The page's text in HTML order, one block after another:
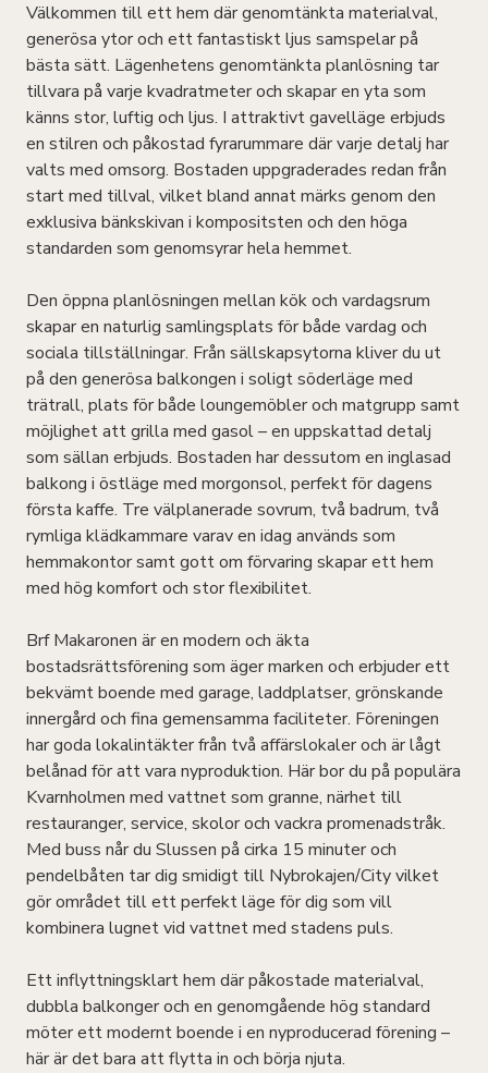
Välkommen till ett hem där genomtänkta materialval,
generösa ytor och ett fantastiskt ljus samspelar på
bästa sätt. Lägenhetens genomtänkta planlösning tar
tillvara på varje kvadratmeter och skapar en yta som
känns stor, luftig och ljus. I attraktivt gavelläge erbjuds
en stilren och påkostad fyrarummare där varje detalj har
valts med omsorg. Bostaden uppgraderades redan från
start med tillval, vilket bland annat märks genom den
exklusiva bänkskivan i kompositsten och den höga
standarden som genomsyrar hela hemmet.
Den öppna planlösningen mellan kök och vardagsrum
skapar en naturlig samlingsplats för både vardag och
sociala tillställningar. Från sällskapsytorna kliver du ut
på den generösa balkongen i soligt söderläge med
trätrall, plats för både loungemöbler och matgrupp samt
möjlighet att grilla med gasol – en uppskattad detalj
som sällan erbjuds. Bostaden har dessutom en inglasad
balkong i östläge med morgonsol, perfekt för dagens
första kaffe. Tre välplanerade sovrum, två badrum, två
rymliga klädkammare varav en idag används som
hemmakontor samt gott om förvaring skapar ett hem
med hög komfort och stor flexibilitet.
Brf Makaronen är en modern och äkta
bostadsrättsförening som äger marken och erbjuder ett
bekvämt boende med garage, laddplatser, grönskande
innergård och fina gemensamma faciliteter. Föreningen
har goda lokalintäkter från två affärslokaler och är lågt
belånad för att vara nyproduktion. Här bor du på populära
Kvarnholmen med vattnet som granne, närhet till
restauranger, service, skolor och vackra promenadstråk.
Med buss når du Slussen på cirka 15 minuter och
pendelbåten tar dig smidigt till Nybrokajen/City vilket
gör området till ett perfekt läge för dig som vill
kombinera lugnet vid vattnet med stadens puls.
Ett inflyttningsklart hem där påkostade materialval,
dubbla balkonger och en genomgående hög standard
möter ett modernt boende i en nyproducerad förening –
här är det bara att flytta in och börja njuta.